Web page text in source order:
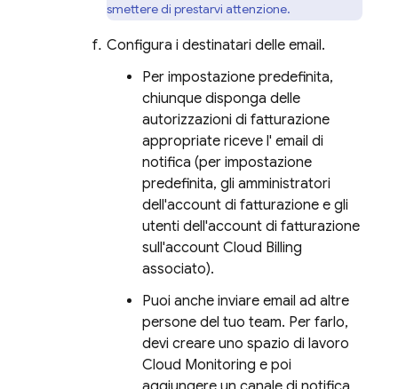
smettere di prestarvi attenzione.
Configura i destinatari delle email.
Per impostazione predefinita,
chiunque disponga delle
autorizzazioni di fatturazione
appropriate riceve l' email di
notifica (per impostazione
predefinita, gli amministratori
dell'account di fatturazione e gli
utenti dell'account di fatturazione
sull'account Cloud Billing
associato).
Puoi anche inviare email ad altre
persone del tuo team. Per farlo,
devi creare uno spazio di lavoro
Cloud Monitoring e poi